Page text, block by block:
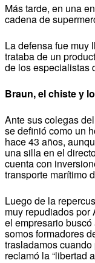
Más tarde, en una
cadena de
La defensa fue muy
trataba de un
de los especialistas
Braun, el chiste y
Ante sus colegas
se definió como un
hace 43 años,
una silla en el
cuenta con
transporte marítimo
Luego de la
muy repudiados por
el empresario buscó
somos formadores
trasladamos cuando
reclamó la “libertad